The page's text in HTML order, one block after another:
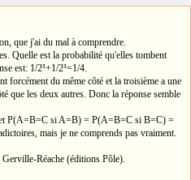
que j'ai du mal à comprendre.
Quelle est la probabilité qu'elles tombent
est: 1/2³+1/2³=1/4.
forcément du même côté et la troisième a une
que les deux autres. Donc la réponse semble
P(A=B=C si A=B) = P(A=B=C si B=C) =
mais je ne comprends pas vraiment.
Réache (éditions Pôle).